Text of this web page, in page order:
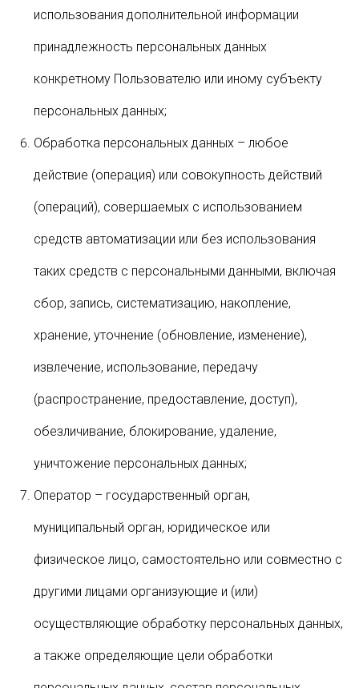
использования дополнительной информации
принадлежность персональных данных
конкретному Пользователю или иному субъекту
персональных данных;
Обработка персональных данных – любое
действие (операция) или совокупность действий
(операций), совершаемых с использованием
средств автоматизации или без использования
таких средств с персональными данными, включая
сбор, запись, систематизацию, накопление,
хранение, уточнение (обновление, изменение),
извлечение, использование, передачу
(распространение, предоставление, доступ),
обезличивание, блокирование, удаление,
уничтожение персональных данных;
Оператор – государственный орган,
муниципальный орган, юридическое или
физическое лицо, самостоятельно или совместно с
другими лицами организующие и (или)
осуществляющие обработку персональных данных,
а также определяющие цели обработки